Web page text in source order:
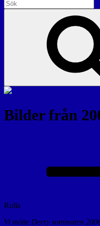
Sök
efter:
Bilder från
Rulla
Vi mötte Derry sommaren